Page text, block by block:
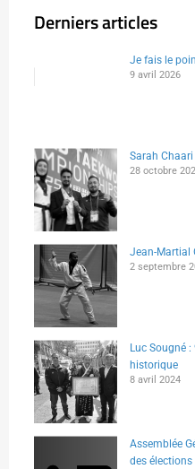
Derniers articles
Je fais le
9 avril 2026
Sarah
28 octobre
Jean-Martial
2 septembre
Luc Sougné
historique
8 avril 2024
Assemblée
des élections